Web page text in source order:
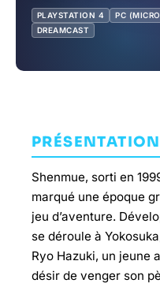
PLAYSTATION 4 PC
DREAMCAST
PRÉSENTATION
Shenmue, sorti en
marqué une époque
jeu d’aventure.
se déroule à
Ryo Hazuki, un jeune
désir de venger son